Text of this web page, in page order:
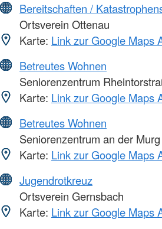
Bereitschaften /
Ortsverein Ottenau
Karte: Link zur Google Maps
Betreutes Wohnen
Seniorenzentrum
Karte: Link zur Google Maps
Betreutes Wohnen
Seniorenzentrum an der Murg
Karte: Link zur Google Maps
Jugendrotkreuz
Ortsverein Gernsbach
Karte: Link zur Google Maps